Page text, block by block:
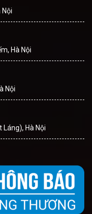
Nội
Hà Nội
Nội
Láng), Hà Nội